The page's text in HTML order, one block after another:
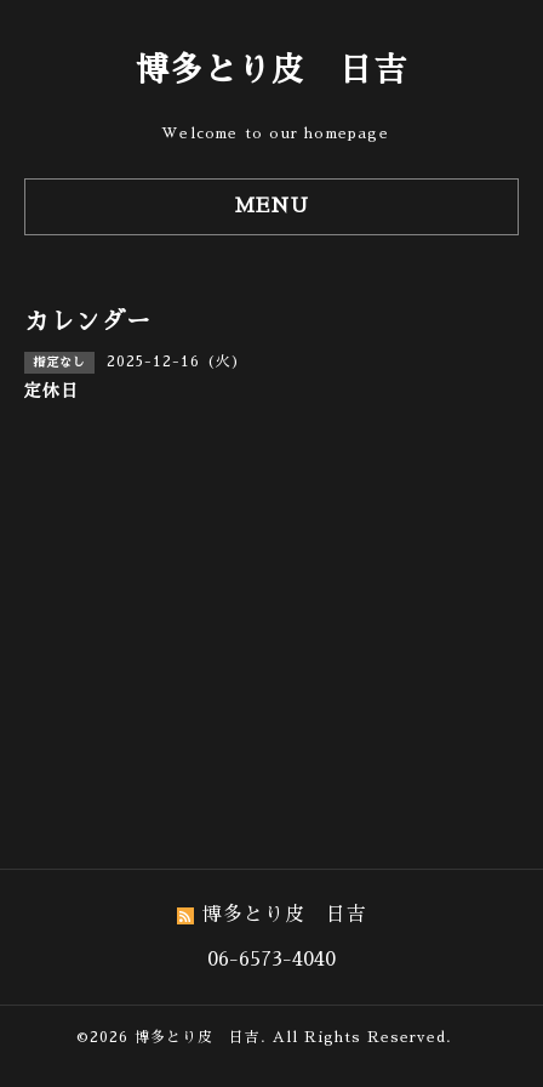
博多とり皮 日吉
Welcome to our homepage
MENU
カレンダー
指定なし 2025-12-16 (火)
定休日
博多とり皮 日吉
06-6573-4040
©2026 博多とり皮 日吉 . All Rights Reserved.